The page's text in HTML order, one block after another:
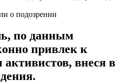
о подозрении
по данным
привлек к
активистов, внеся в